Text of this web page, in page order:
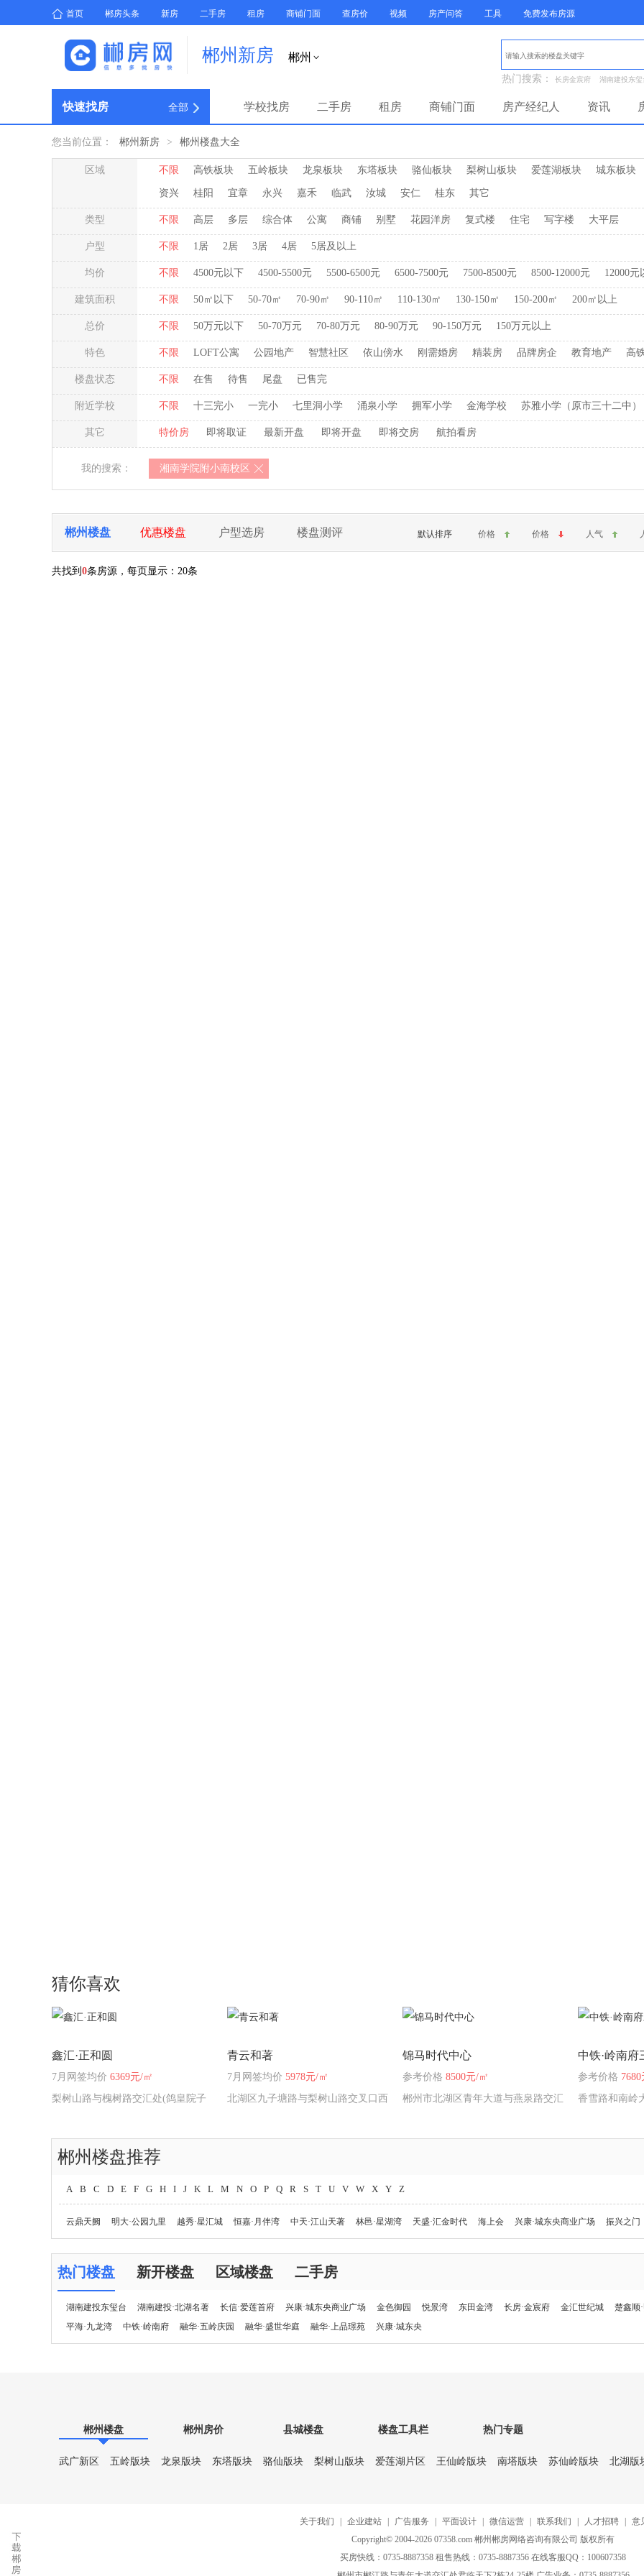
首页 郴房头条 新房 二手房 租房 商铺门面 查房价 视频 房产问答 工具 免费发布房源
郴州新房 郴州 
热门搜索：
长房金宸府 湖南建投东玺
快速找房 全部 学校找房 二手房 租房 商铺门面 房产经纪人 资讯
您当前位置： 郴州新房 > 郴州楼盘大全
区域 不限 高铁板块 五岭板块 龙泉板块 东塔板块 骆仙板块 梨树山板块 爱莲湖板块 城东板块
资兴 桂阳 宜章 永兴 嘉禾 临武 汝城 安仁 桂东 其它
类型 不限 高层 多层 综合体 公寓 商铺 别墅 花园洋房 复式楼 住宅 写字楼 大平层
户型 不限 1居 2居 3居 4居 5居及以上
均价 不限 4500元以下 4500-5500元 5500-6500元 6500-7500元 7500-8500元 8500-12000元 12000元
建筑面积 不限 50㎡以下 50-70㎡ 70-90㎡ 90-110㎡ 110-130㎡ 130-150㎡ 150-200㎡ 200㎡以上
总价 不限 50万元以下 50-70万元 70-80万元 80-90万元 90-150万元 150万元以上
特色 不限 LOFT公寓 公园地产 智慧社区 依山傍水 刚需婚房 精装房 品牌房企 教育地产 高
楼盘状态 不限 在售 待售 尾盘 已售完
附近学校 不限 十三完小 一完小 七里洞小学 涌泉小学 拥军小学 金海学校 苏雅小学（原市三十二中）
其它 特价房 即将取证 最新开盘 即将开盘 即将交房 航拍看房
我的搜索： 湘南学院附小南校区
郴州楼盘 优惠楼盘 户型选房 楼盘测评 默认排序 价格 价格 人气
共找到 0条房源，每页显示： 20条
猜你喜欢
鑫汇·正和圆
7月网签均价 6369元/㎡
梨树山路与槐树路交汇处(鸽皇院子
青云和著
7月网签均价 5978元/㎡
北湖区九子塘路与梨树山路交叉口西
锦马时代中心
参考价格 8500元/㎡
郴州市北湖区青年大道与燕泉路交汇
中铁·岭南府
参考价格 7680
香雪路和南岭
郴州楼盘推荐
A B C D E F G H I J K L M N O P Q R S T U V W X Y Z
云鼎天阙 明大·公园九里 越秀·星汇城 恒嘉·月伴湾 中天·江山天著 林邑·星湖湾 天盛·汇金时代 海上会 兴康·城东央商业广场 振兴之门
热门楼盘 新开楼盘 区域楼盘 二手房
湖南建投东玺台 湖南建投·北湖名著 长信·爱莲首府 兴康·城东央商业广场 金色御园 悦景湾 东田金湾 长房·金宸府 金汇世纪城 楚鑫顺
平海·九龙湾
中铁·岭南府 融华·五岭庆园 融华·盛世华庭 融华·上品璟苑 兴康·城东央
郴州楼盘 郴州房价 县城楼盘 楼盘工具栏 热门专题
武广新区 五岭版块 龙泉版块 东塔版块 骆仙版块 梨树山版块 爱莲湖片区 王仙岭版块 南塔版块 苏仙岭版块 北湖版
关于我们 企业建站 广告服务 平面设计 微信运营 联系我们 人才招聘
意
Copyright© 2004-2026 07358.com 郴州郴房网络咨询有限公司 版权所有
买房快线：0735-8887358 租售热线：0735-8887356 在线客服QQ：100607358